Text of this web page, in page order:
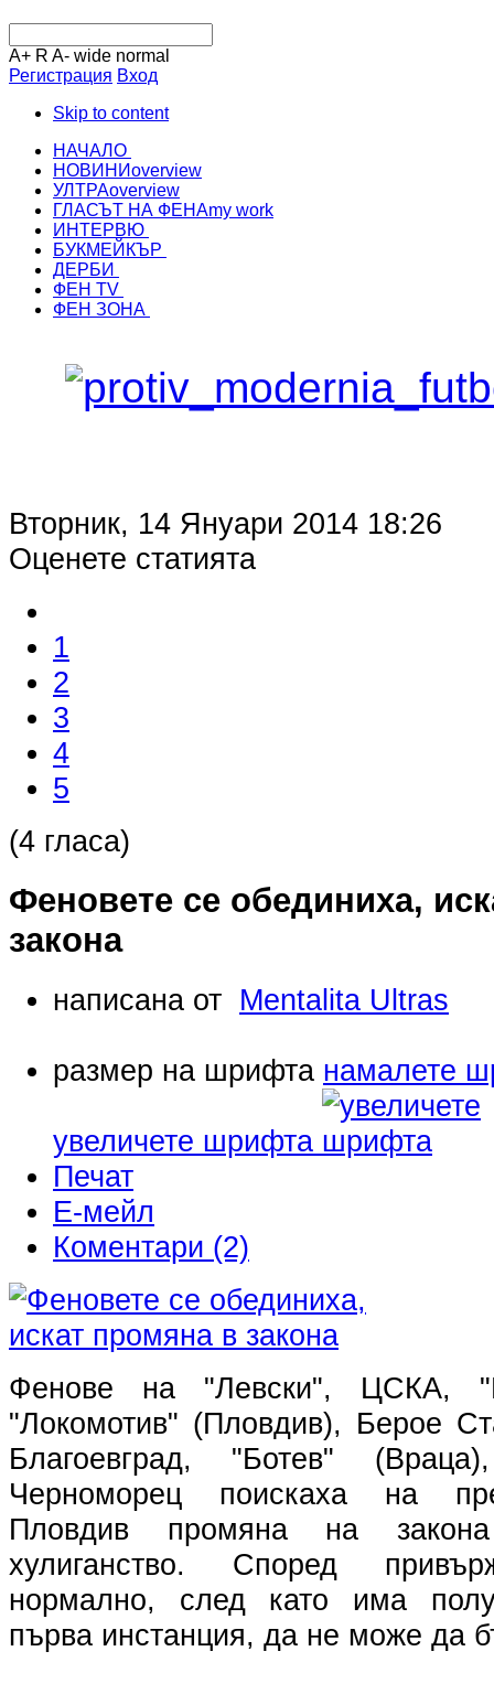
A+ R A- wide normal
Регистрация Вход
Skip to content
НАЧАЛО
НОВИНИoverview
УЛТРАoverview
ГЛАСЪТ НА ФЕНАmy work
ИНТЕРВЮ
БУКМЕЙКЪР
ДЕРБИ
ФЕН TV
ФЕН ЗОНА
Вторник, 14 Януари 2014 18:26
Оценете статията
1
2
3
4
5
(4 гласа)
Феновете се обединиха,
закона
написана от Mentalita Ultras
размер на шрифта намалете
увеличете шрифта
Печат
Е-мейл
Коментари (2)
Фенове на "Левски", ЦСКА,
"Локомотив" (Пловдив), Берое
Благоевград, "Ботев"
Черноморец поискаха на
Пловдив промяна на
хулиганство. Според
нормално, след като има
първа инстанция, да не може да